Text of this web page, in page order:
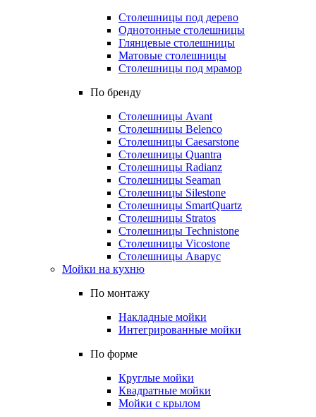
Столешницы под дерево
Однотонные столешницы
Глянцевые столешницы
Матовые столешницы
Столешницы под мрамор
По бренду
Столешницы Avant
Столешницы Belenco
Столешницы Caesarstone
Столешницы Quantra
Столешницы Radianz
Столешницы Seaman
Столешницы Silestone
Столешницы SmartQuartz
Столешницы Stratos
Столешницы Technistone
Столешницы Vicostone
Столешницы Аварус
Мойки на кухню
По монтажу
Накладные мойки
Интегрированные мойки
По форме
Круглые мойки
Квадратные мойки
Мойки с крылом